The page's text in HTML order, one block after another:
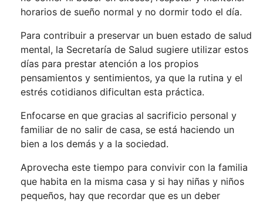
horarios de sueño normal y no dormir todo el día.
Para contribuir a preservar un buen estado de salud
mental, la Secretaría de Salud sugiere utilizar estos
días para prestar atención a los propios
pensamientos y sentimientos, ya que la rutina y el
estrés cotidianos dificultan esta práctica.
Enfocarse en que gracias al sacrificio personal y
familiar de no salir de casa, se está haciendo un
bien a los demás y a la sociedad.
Aprovecha este tiempo para convivir con la familia
que habita en la misma casa y si hay niñas y niños
pequeños, hay que recordar que es un deber